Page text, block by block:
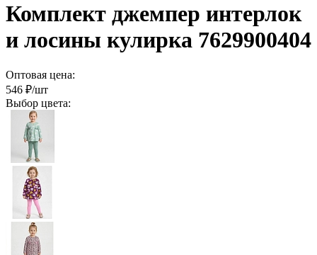
Комплект джемпер интерлок
и лосины кулирка 7629900404
Оптовая цена:
546 ₽/шт
Выбор цвета: